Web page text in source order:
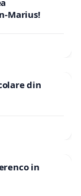
Marius!
din
in